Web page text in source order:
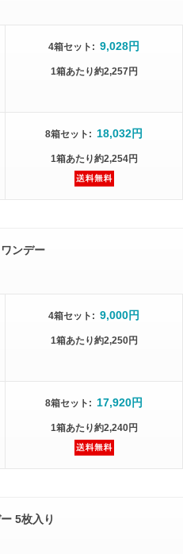
4箱セット : 9,028円
1箱あたり約2,257円
8箱セット : 18,032円
1箱あたり約2,254円
ンデー
4箱セット : 9,000円
1箱あたり約2,250円
8箱セット : 17,920円
1箱あたり約2,240円
5枚入り